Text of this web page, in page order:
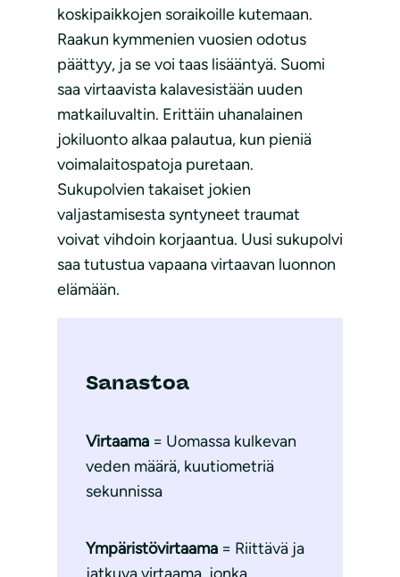
koskipaikkojen soraikoille kutemaan.
Raakun kymmenien vuosien odotus
päättyy, ja se voi taas lisääntyä. Suomi
saa virtaavista kalavesistään uuden
matkailuvaltin. Erittäin uhanalainen
jokiluonto alkaa palautua, kun pieniä
voimalaitospatoja puretaan.
Sukupolvien takaiset jokien
valjastamisesta syntyneet traumat
voivat vihdoin korjaantua. Uusi sukupolvi
saa tutustua vapaana virtaavan luonnon
elämään.
Sanastoa
Virtaama = Uomassa kulkevan
veden määrä, kuutiometriä
sekunnissa
Ympäristövirtaama = Riittävä ja